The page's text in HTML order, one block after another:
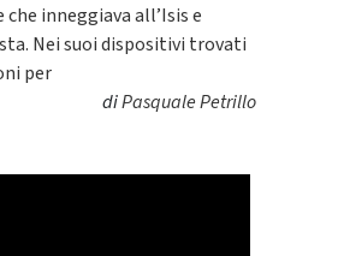
inneggiava all’Isis e
Nei suoi dispositivi trovati
per
diPasquale Petrillo